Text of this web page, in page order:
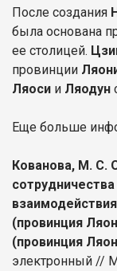
После создания
была основана
ее столицей.
провинции
Ляоси и Ляодун
Еще больше
Кованова, М. С.
(провинция
(провинция
электронный //